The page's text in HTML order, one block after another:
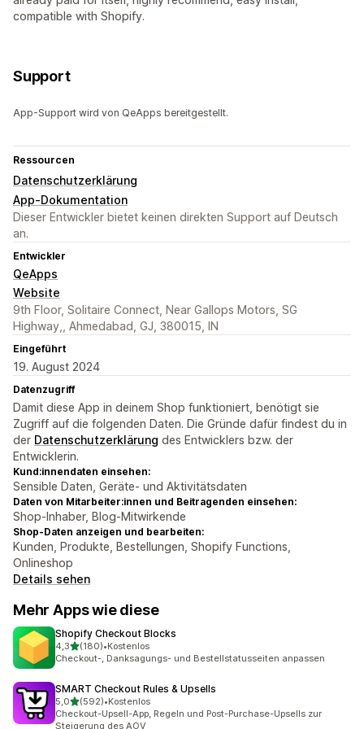
compatible with Shopify.
Support
App-Support wird von QeApps bereitgestellt.
Ressourcen
Datenschutzerklärung
App-Dokumentation
Dieser Entwickler bietet keinen direkten Support auf Deutsch
an.
Entwickler
QeApps
Website
9th Floor, Solitaire Connect, Near Gallops Motors, SG
Highway,, Ahmedabad, GJ, 380015, IN
Eingeführt
19. August 2024
Datenzugriff
Damit diese App in deinem Shop funktioniert, benötigt sie
Zugriff auf die folgenden Daten. Die Gründe dafür findest du in
der Datenschutzerklärung des Entwicklers bzw. der
Entwicklerin.
Kund:innendaten einsehen:
Sensible Daten, Geräte- und Aktivitätsdaten
Daten von Mitarbeiter:innen und Beitragenden einsehen:
Shop-Inhaber, Blog-Mitwirkende
Shop-Daten anzeigen und bearbeiten:
Kunden, Produkte, Bestellungen, Shopify Functions,
Onlineshop
Details sehen
Mehr Apps wie diese
Shopify Checkout Blocks
4,3von 5 Sternen
(180)
180 Rezensionen insgesamt
•Kostenlos
Checkout-, Danksagungs- und Bestellstatusseiten anpassen
SMART Checkout Rules & Upsells
5,0von 5 Sternen
(592)
592 Rezensionen insgesamt
•Kostenlos
Checkout-Upsell-App, Regeln und Post-Purchase-Upsells zur
Steigerung des AOV